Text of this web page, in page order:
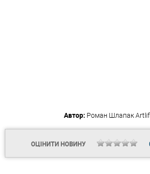
Автор: Роман Шлапак
ОЦІНИТИ НОВИНУ